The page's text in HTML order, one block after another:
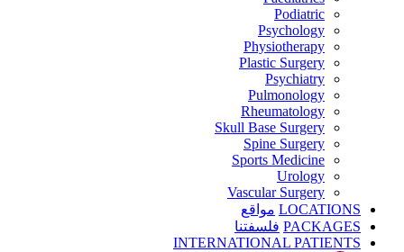
Podiatric
Psychology
Physiotherapy
Plastic Surgery
Psychiatry
Pulmonology
Rheumatology
Skull Base Surgery
Spine Surgery
Sports Medicine
Urology
Vascular Surgery
LOCATIONS مواقع
PACKAGES فلسفتنا
INTERNATIONAL PATIENTS